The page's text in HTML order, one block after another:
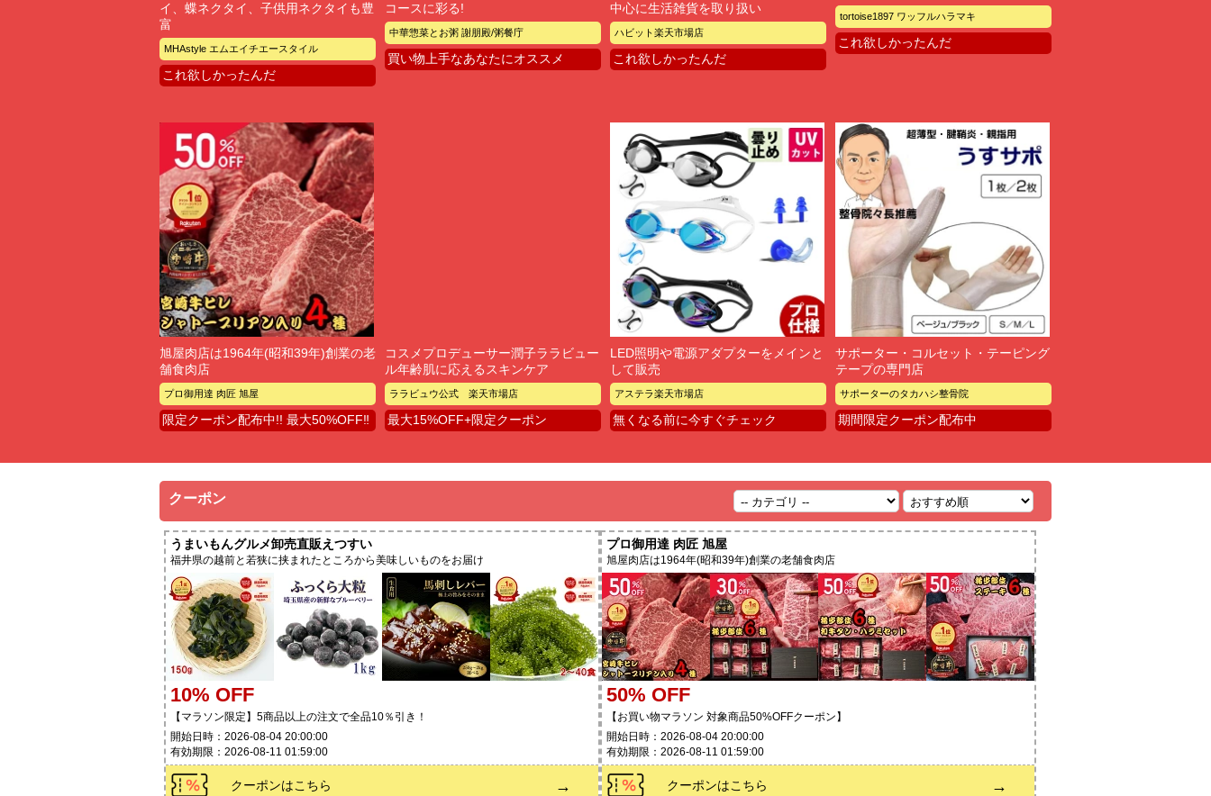
イ、蝶ネクタイ、子供用ネクタイも豊
富
MHAstyle エムエイチエースタイル
これ欲しかったんだ
コースに彩る!
中華惣菜とお粥 謝朋殿/粥餐庁
買い物上手なあなたにオススメ
中心に生活雑貨を取り扱い
ハビット楽天市場店
これ欲しかったんだ
tortoise1897 ワッフルハラマキ
これ欲しかったんだ
旭屋肉店は1964年(昭和39年)創業の老
舗食肉店
プロ御用達 肉匠 旭屋
限定クーポン配布中!! 最大50%OFF‼
コスメプロデューサー潤子ララビュー
ル年齢肌に応えるスキンケア
ララビュウ公式 楽天市場店
最大15%OFF+限定クーポン
LED照明や電源アダプターをメインと
して販売
アステラ楽天市場店
無くなる前に今すぐチェック
サポーター・コルセット・テーピング
テープの専門店
サポーターのタカハシ整骨院
期間限定クーポン配布中
クーポン
うまいもんグルメ卸売直販えつすい
福井県の越前と若狭に挟まれたところから美味しいものをお届け
10% OFF
【マラソン限定】5商品以上の注文で全品10％引き！
開始日時：2026-08-04 20:00:00
有効期限：2026-08-11 01:59:00
クーポンはこちら →
プロ御用達 肉匠 旭屋
旭屋肉店は1964年(昭和39年)創業の老舗食肉店
50% OFF
【お買い物マラソン 対象商品50%OFFクーポン】
開始日時：2026-08-04 20:00:00
有効期限：2026-08-11 01:59:00
クーポンはこちら →